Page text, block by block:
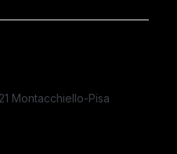
Montacchiello-Pisa